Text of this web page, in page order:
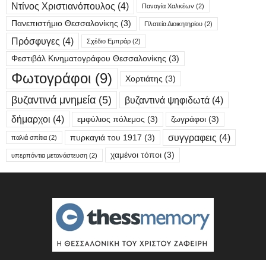
Ντίνος Χριστιανόπουλος (4) Παναγία Χαλκέων (2)
Πανεπιστήμιο Θεσσαλονίκης (3) Πλατεία Διοικητηρίου (2)
Πρόσφυγες (4) Σχέδιο Εμπράρ (2)
Φεστιβάλ Κινηματογράφου Θεσσαλονίκης (3)
Φωτογράφοι (9) Χορτιάτης (3)
βυζαντινά μνημεία (5) βυζαντινά ψηφιδωτά (4)
δήμαρχοι (4) εμφύλιος πόλεμος (3) ζωγράφοι (3)
παλιά σπίτια (2) πυρκαγιά του 1917 (3) συγγραφεις (4)
υπερπόντια μετανάστευση (2) χαμένοι τόποι (3)